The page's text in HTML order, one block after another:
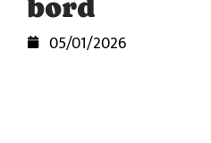
bord
05/01/2026